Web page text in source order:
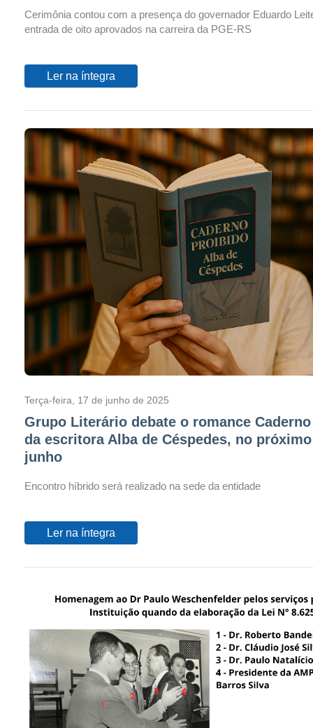
Cerimônia contou com a presença do governador Eduardo
entrada de oito aprovados na carreira da PGE-RS
Ler na íntegra
Terça-feira, 17 de junho de 2025
Grupo Literário debate o romance
da escritora Alba de Céspedes, no
junho
Encontro híbrido será realizado na sede da entidade
Ler na íntegra